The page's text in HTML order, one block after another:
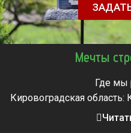
Мечты
Где мы
Кировоградская
Знаменка, Долинская,